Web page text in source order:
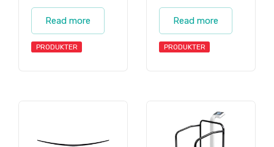
Read more
PRODUKTER
Read more
PRODUKTER